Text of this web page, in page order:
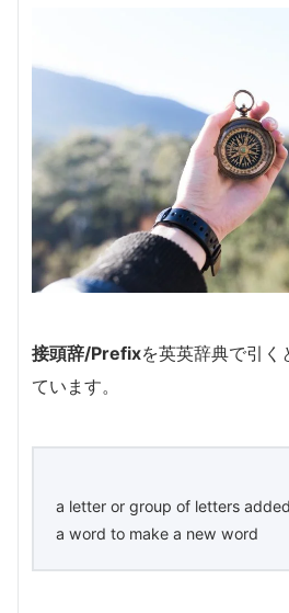
接頭辞/Prefixを英英辞典で引
ています。
a letter or group of letters
a word to make a new word